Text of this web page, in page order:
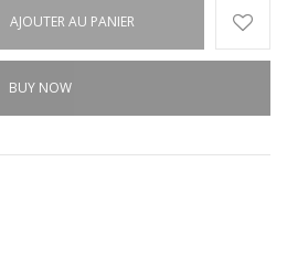
AJOUTER AU PANIER
BUY NOW